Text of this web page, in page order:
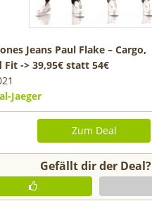
Jeans Paul Flake – Cargo,
Fit -> 39,95€ statt 54€
Jaeger
Zum Deal
Gefällt dir der Deal?